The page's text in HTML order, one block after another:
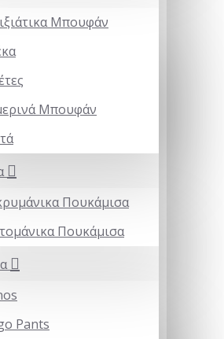
Μπουφάν
Μπουφάν
Πουκάμισα
Πουκάμισα
Pants